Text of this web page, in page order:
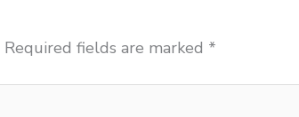
Required fields are marked *